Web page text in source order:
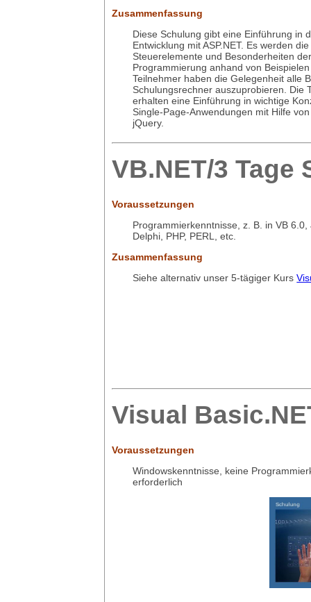
Zusammenfassung
Diese Schulung gibt eine Einführung in
Entwicklung mit ASP.NET. Es werden die
Steuerelemente und Besonderheiten
Programmierung anhand von
Teilnehmer haben die Gelegenheit alle
Schulungsrechner auszuprobieren. Die
erhalten eine Einführung in wichtige
Single-Page-Anwendungen mit Hilfe
jQuery.
VB.NET/3 Tage
Voraussetzungen
Programmierkenntnisse, z. B. in VB 6.0,
Delphi, PHP, PERL, etc.
Zusammenfassung
Siehe alternativ unser 5-tägiger Kurs
Visual
Voraussetzungen
Windowskenntnisse, keine
erforderlich